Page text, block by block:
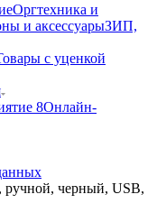
Оргтехника и
и аксессуарыЗИП,
с уценкой
8Онлайн-
ручной, черный, USB,